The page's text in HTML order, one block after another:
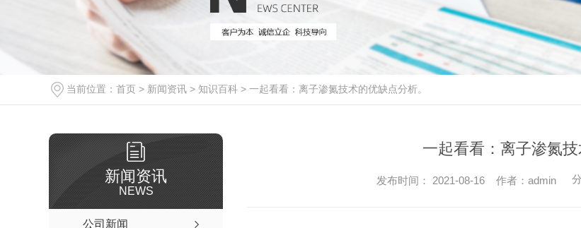
当前位置： 首页 > 新闻资讯 > 知识百科 > 一起看看：离子渗氮技术的优缺点分析。
新闻资讯
NEWS
公司新闻
一起看看：离子渗氮技
发布时间： 2021-08-16 作者：admin